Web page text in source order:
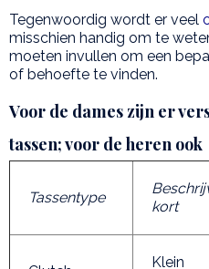
Tegenwoordig wordt er veel
misschien handig om te
moeten invullen om een
of behoefte te vinden.
Voor de dames zijn er
tassen; voor de heren ook
Tassentype
kort
Klein